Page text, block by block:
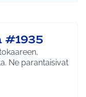
Ne parantaisivat